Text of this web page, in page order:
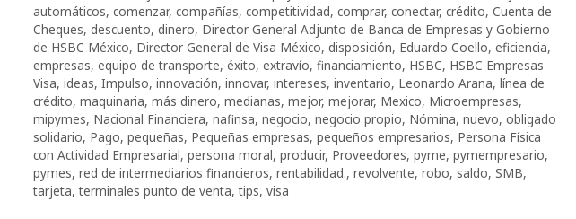
automáticos, comenzar, compañías, competitividad, comprar, conectar, crédito, Cuenta de
Cheques, descuento, dinero, Director General Adjunto de Banca de Empresas y Gobierno
de HSBC México, Director General de Visa México, disposición, Eduardo Coello, eficiencia,
empresas, equipo de transporte, éxito, extravío, financiamiento, HSBC, HSBC Empresas
Visa, ideas, Impulso, innovación, innovar, intereses, inventario, Leonardo Arana, línea de
crédito, maquinaria, más dinero, medianas, mejor, mejorar, Mexico, Microempresas,
mipymes, Nacional Financiera, nafinsa, negocio, negocio propio, Nómina, nuevo, obligado
solidario, Pago, pequeñas, Pequeñas empresas, pequeños empresarios, Persona Física
con Actividad Empresarial, persona moral, producir, Proveedores, pyme, pymempresario,
pymes, red de intermediarios financieros, rentabilidad., revolvente, robo, saldo, SMB,
tarjeta,terminales punto de venta,tips, visa